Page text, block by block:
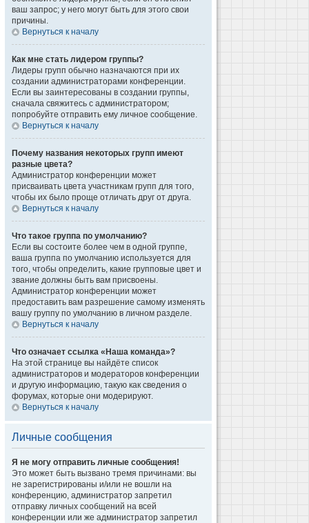
ваш запрос; у него могут быть для этого свои
причины.
Вернуться к началу
Как мне стать лидером группы?
Лидеры групп обычно назначаются при их
создании администраторами конференции.
Если вы заинтересованы в создании группы,
сначала свяжитесь с администратором;
попробуйте отправить ему личное сообщение.
Вернуться к началу
Почему названия некоторых групп имеют
разные цвета?
Администратор конференции может
присваивать цвета участникам групп для того,
чтобы их было проще отличать друг от друга.
Вернуться к началу
Что такое группа по умолчанию?
Если вы состоите более чем в одной группе,
ваша группа по умолчанию используется для
того, чтобы определить, какие групповые цвет и
звание должны быть вам присвоены.
Администратор конференции может
предоставить вам разрешение самому изменять
вашу группу по умолчанию в личном разделе.
Вернуться к началу
Что означает ссылка «Наша команда»?
На этой странице вы найдёте список
администраторов и модераторов конференции
и другую информацию, такую как сведения о
форумах, которые они модерируют.
Вернуться к началу
Личные сообщения
Я не могу отправить личные сообщения!
Это может быть вызвано тремя причинами: вы
не зарегистрированы и/или не вошли на
конференцию, администратор запретил
отправку личных сообщений на всей
конференции или же администратор запретил